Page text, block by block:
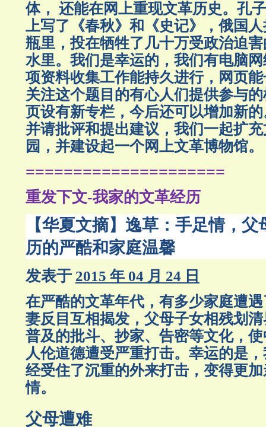
体， 还能在网上重现文革历史。孔
上写了《春秋》和《史记》，俄国
瓶里，投在牺牲了几十万受政治迫
水里。我们是幸运的，我们有电脑
项资料收集工作能持久进行，网页
关注这个题目的有心人们提供参与
页设有新专栏，今后还可以增加新
并请批评和提出建议，我们一起扩
园，并建设起一个网上文革博物馆。
=====================
重发下文-我家的文革经历
【华夏文摘】逸草：手足情，
历的严酷和家庭温馨
发表于 2015 年 04 月 24 日
在严酷的文革年代，有多少家庭遭
妻反目互相揭发，父母子女相残划
普及的批斗、抄家、告密等文化，
人伦道德遭受严重打击。幸运的是
经受住了沉重的外来打击，变得更
情。
父母遭难